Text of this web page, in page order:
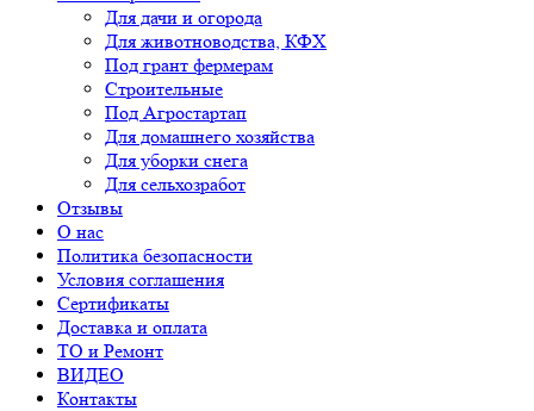
Для дачи и огорода
Для животноводства, КФХ
Под грант фермерам
Строительные
Под Агростартап
Для домашнего хозяйства
Для уборки снега
Для сельхозработ
Отзывы
О нас
Политика безопасности
Условия соглашения
Сертификаты
Доставка и оплата
ТО и Ремонт
ВИДЕО
Контакты